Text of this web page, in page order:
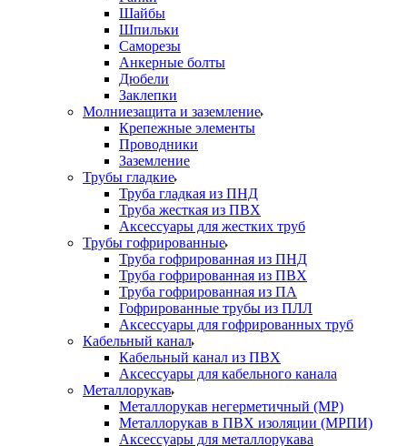
Шайбы
Шпильки
Саморезы
Анкерные болты
Дюбели
Заклепки
Молниезащита и заземление
Крепежные элементы
Проводники
Заземление
Трубы гладкие
Труба гладкая из ПНД
Труба жесткая из ПВХ
Аксессуары для жестких труб
Трубы гофрированные
Труба гофрированная из ПНД
Труба гофрированная из ПВХ
Труба гофрированная из ПА
Гофрированные трубы из ПЛЛ
Аксессуары для гофрированных труб
Кабельный канал
Кабельный канал из ПВХ
Аксессуары для кабельного канала
Металлорукав
Металлорукав негерметичный (МР)
Металлорукав в ПВХ изоляции (МРПИ)
Аксессуары для металлорукава